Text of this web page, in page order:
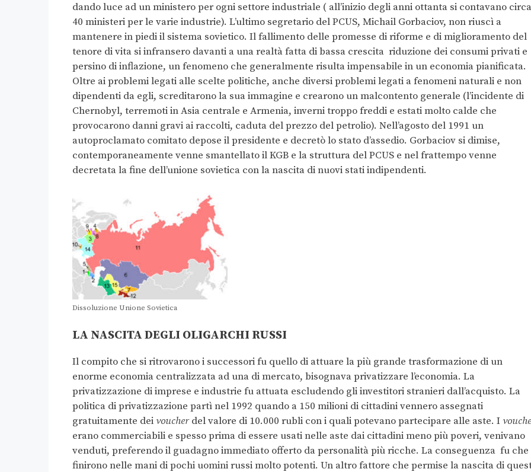
dando luce ad un ministero per ogni settore industriale ( all’inizio degli anni ottanta si contavano circa
40 ministeri per le varie industrie). L’ultimo segretario del PCUS, Michail Gorbaciov, non riuscì a
mantenere in piedi il sistema sovietico. Il fallimento delle promesse di riforme e di miglioramento del
tenore di vita si infransero davanti a una realtà fatta di bassa crescita riduzione dei consumi privati e
persino di inflazione, un fenomeno che generalmente risulta impensabile in un economia pianificata.
Oltre ai problemi legati alle scelte politiche, anche diversi problemi legati a fenomeni naturali e non
dipendenti da egli, screditarono la sua immagine e crearono un malcontento generale (l’incidente di
Chernobyl, terremoti in Asia centrale e Armenia, inverni troppo freddi e estati molto calde che
provocarono danni gravi ai raccolti, caduta del prezzo del petrolio). Nell’agosto del 1991 un
autoproclamato comitato depose il presidente e decretò lo stato d’assedio. Gorbaciov si dimise,
contemporaneamente venne smantellato il KGB e la struttura del PCUS e nel frattempo venne
decretata la fine dell’unione sovietica con la nascita di nuovi stati indipendenti.
Dissoluzione Unione Sovietica
LA NASCITA DEGLI OLIGARCHI RUSSI
Il compito che si ritrovarono i successori fu quello di attuare la più grande trasformazione di un
enorme economia centralizzata ad una di mercato, bisognava privatizzare l’economia. La
privatizzazione di imprese e industrie fu attuata escludendo gli investitori stranieri dall’acquisto. La
politica di privatizzazione partì nel 1992 quando a 150 milioni di cittadini vennero assegnati
gratuitamente deivoucherdel valore di 10.000 rubli con i quali potevano partecipare alle aste. I
erano commerciabili e spesso prima di essere usati nelle aste dai cittadini meno più poveri, venivano
venduti, preferendo il guadagno immediato offerto da personalità più ricche. La conseguenza fu che
finirono nelle mani di pochi uomini russi molto potenti. Un altro fattore che permise la nascita di